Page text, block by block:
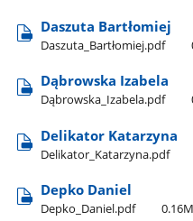
Daszuta Bartłomiej
Daszuta​_Bartłomiej.pdf
Dąbrowska Izabela
Dąbrowska​_Izabela.pdf
Delikator Katarzyna
Delikator​_Katarzyna.pdf
Depko Daniel
Depko​_Daniel.pdf